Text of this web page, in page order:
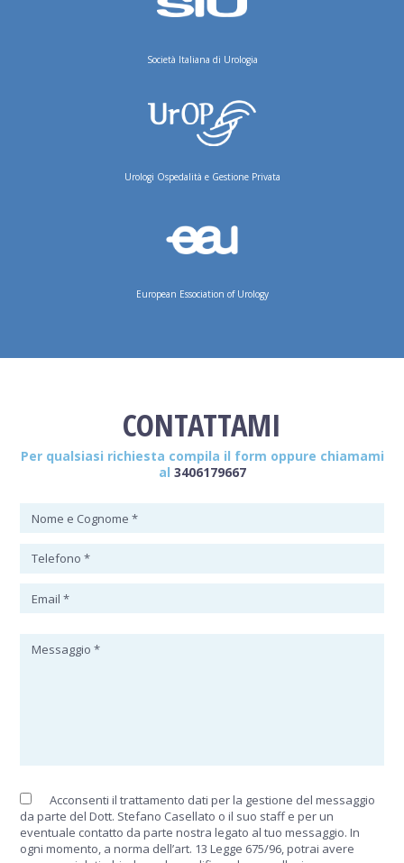
Società Italiana di Urologia
Urologi Ospedalità e Gestione Privata
European Essociation of Urology
CONTATTAMI
Per qualsiasi richiesta compila il form oppure chiamami
al 3406179667
Acconsenti il trattamento dati per la gestione del messaggio
da parte del Dott. Stefano Casellato o il suo staff e per un
eventuale contatto da parte nostra legato al tuo messaggio. In
ogni momento, a norma dell’art. 13 Legge 675/96, potrai avere